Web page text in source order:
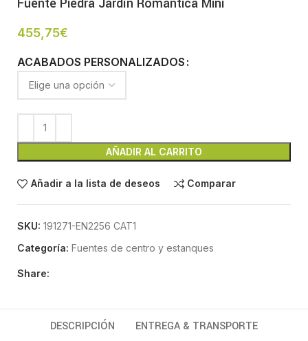
455,75€
ACABADOS PERSONALIZADOS
AÑADIR AL CARRITO
Añadir a la lista de deseos Comparar
SKU: 191271-EN2256 CAT1
Categoría: Fuentes de centro y estanques
Share:
DESCRIPCIÓN ENTREGA & TRANSPORTE